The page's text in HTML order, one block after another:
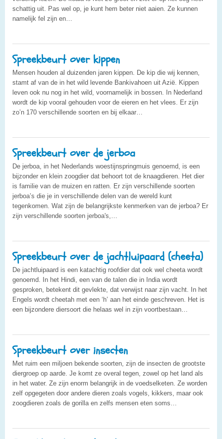
schattig uit. Pas wel op, je kunt hem beter niet aaien. Ze kunnen
namelijk fel zijn en…
Spreekbeurt over kippen
Mensen houden al duizenden jaren kippen. De kip die wij kennen,
stamt af van de in het wild levende Bankivahoen uit Azië. Kippen
leven ook nu nog in het wild, voornamelijk in bossen. In Nederland
wordt de kip vooral gehouden voor de eieren en het vlees. Er zijn
zo’n 170 verschillende soorten en bij elkaar…
Spreekbeurt over de jerboa
De jerboa, in het Nederlands woestijnspringmuis genoemd, is een
bijzonder en klein zoogdier dat behoort tot de knaagdieren. Het dier
is familie van de muizen en ratten. Er zijn verschillende soorten
jerboa’s die je in verschillende delen van de wereld kunt
tegenkomen. Wat zijn de belangrijkste kenmerken van de jerboa? Er
zijn verschillende soorten jerboa's,…
Spreekbeurt over de jachtluipaard (cheeta)
De jachtluipaard is een katachtig roofdier dat ook wel cheeta wordt
genoemd. In het Hindi, een van de talen die in India wordt
gesproken, betekent dit gevlekte, dat verwijst naar zijn vacht. In het
Engels wordt cheetah met een ‘h’ aan het einde geschreven. Het is
een bijzondere diersoort die helaas wel in zijn voortbestaan…
Spreekbeurt over insecten
Met ruim een miljoen bekende soorten, zijn de insecten de grootste
diergroep op aarde. Je komt ze overal tegen, zowel op het land als
in het water. Ze zijn enorm belangrijk in de voedselketen. Ze worden
zelf opgegeten door andere dieren zoals vogels, kikkers, maar ook
zoogdieren zoals de gorilla en zelfs mensen eten soms…